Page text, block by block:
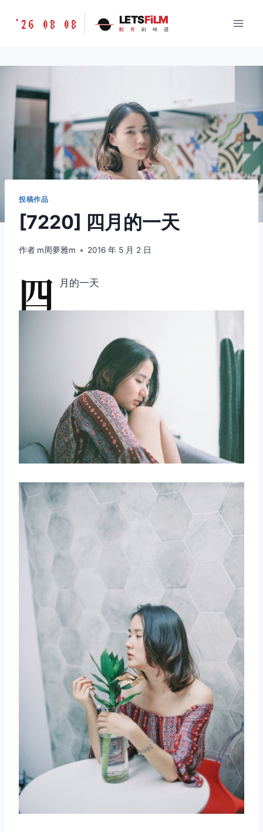
胶
味
LETSFILM
'26 08 08 LETSFiLM
胶 片 的 味 道
投稿作品
[7220] 四月的一天
作者 m周夢雅m 2016 年 5 月 2 日
四 月的一天